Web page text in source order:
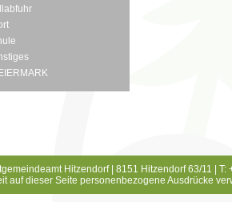
Hitzendorf | 8151 Hitzendorf 63/11 |
auf dieser Seite personenbezogene Ausdrücke